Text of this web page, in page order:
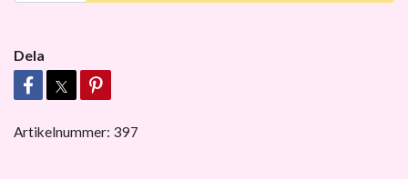
Dela
Artikelnummer: 397